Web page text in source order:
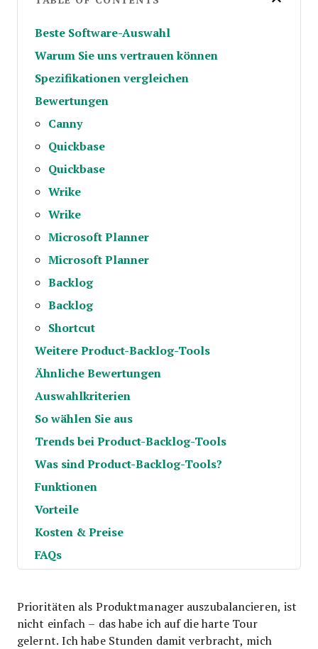
Beste Software-Auswahl
Warum Sie uns vertrauen können
Spezifikationen vergleichen
Bewertungen
Canny
Quickbase
Quickbase
Wrike
Wrike
Microsoft Planner
Microsoft Planner
Backlog
Backlog
Shortcut
Weitere Product-Backlog-Tools
Ähnliche Bewertungen
Auswahlkriterien
So wählen Sie aus
Trends bei Product-Backlog-Tools
Was sind Product-Backlog-Tools?
Funktionen
Vorteile
Kosten & Preise
FAQs
Prioritäten als Produktmanager auszubalancieren, ist
nicht einfach – das habe ich auf die harte Tour
gelernt. Ich habe Stunden damit verbracht, mich